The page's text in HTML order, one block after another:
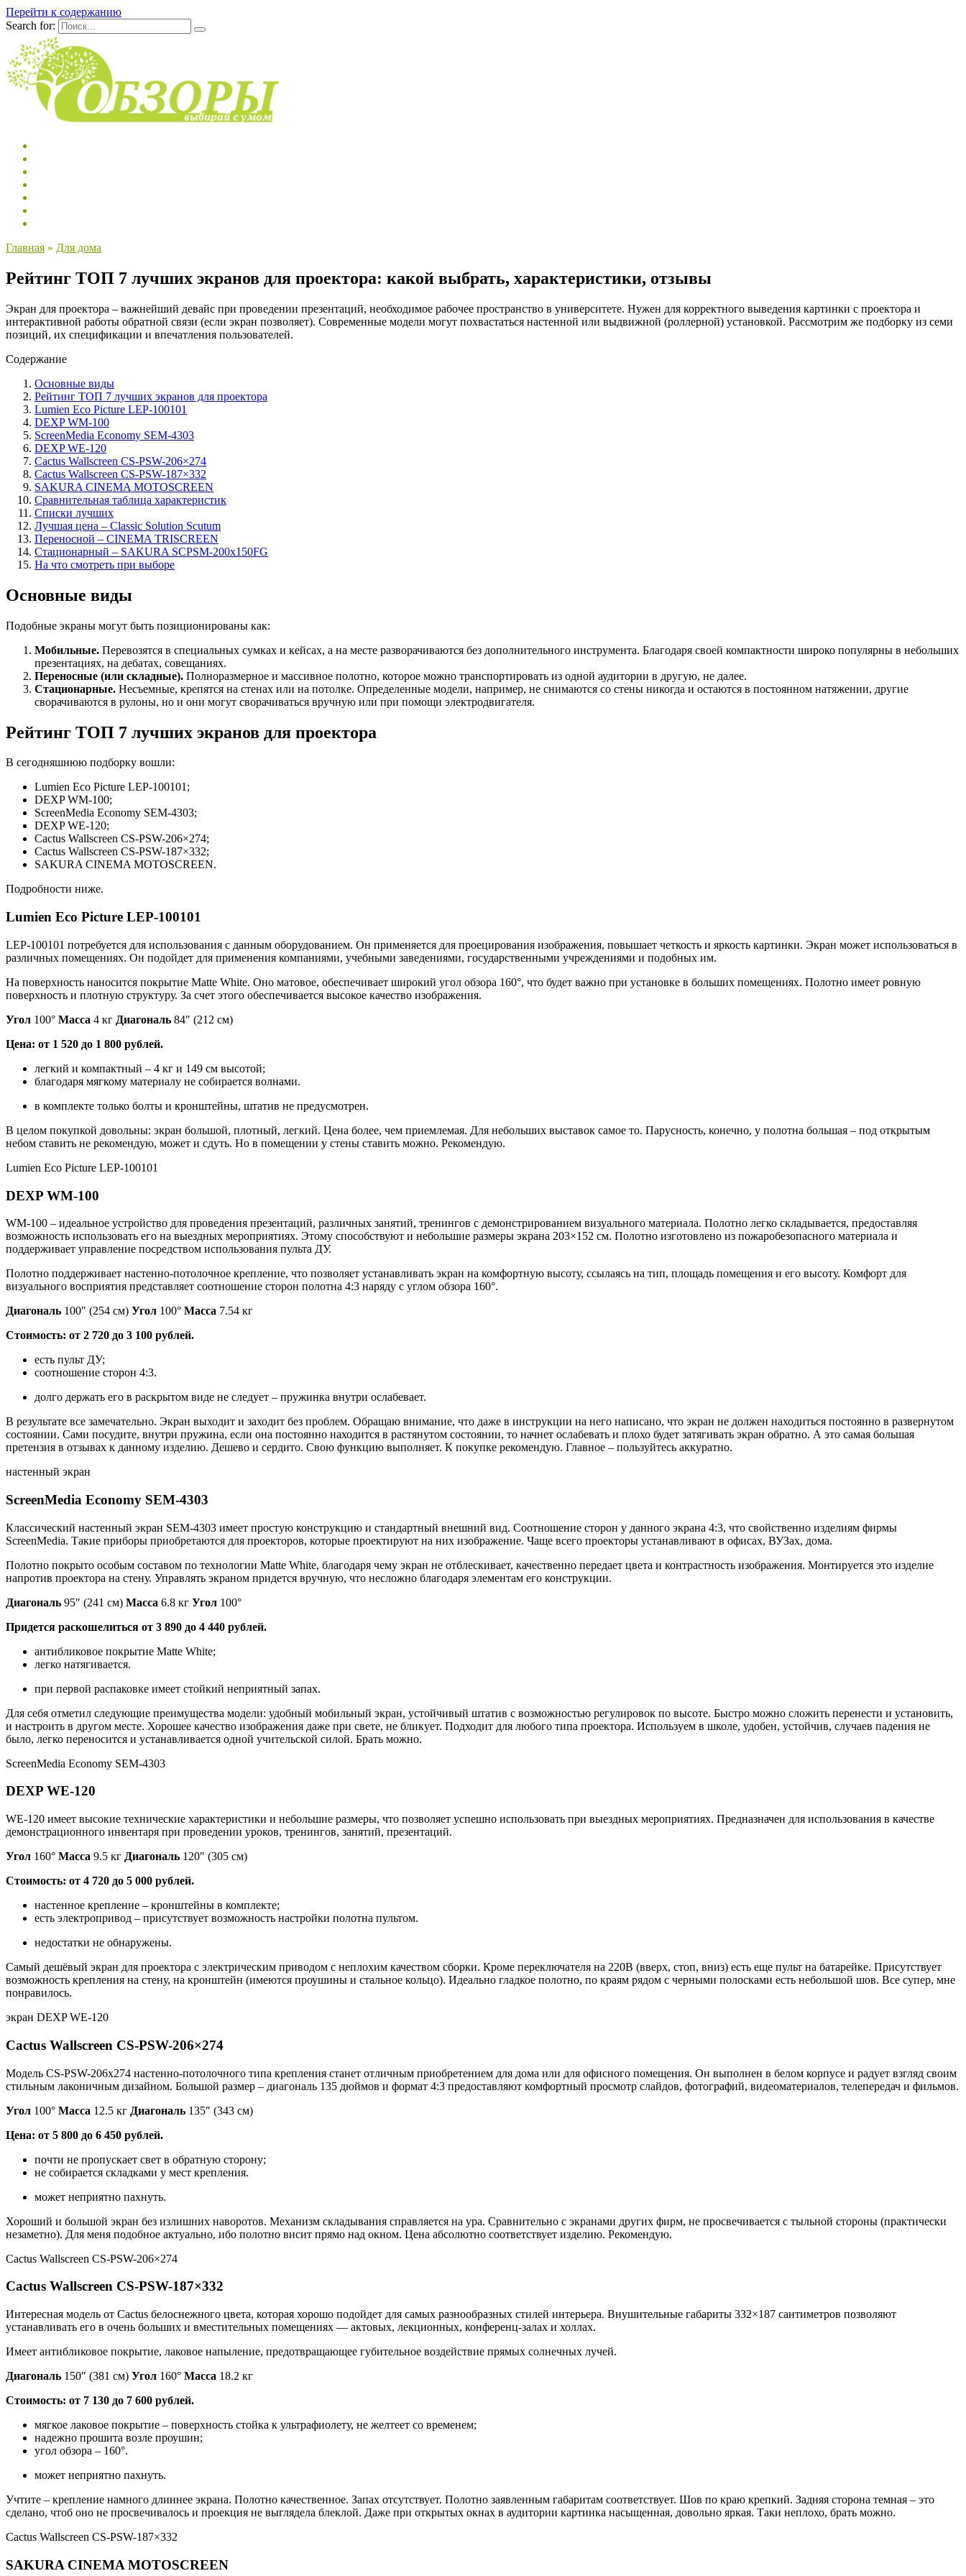
Перейти к содержанию
Search for:
Главная » Для дома
Рейтинг ТОП 7 лучших экранов для проектора: какой выбрать, характеристики, отзывы
Экран для проектора – важнейший девайс при проведении презентаций, необходимое рабочее пространство в университете. Нужен для корректного выведения картинки с проектора и
интерактивной работы обратной связи (если экран позволяет). Современные модели могут похвастаться настенной или выдвижной (роллерной) установкой. Рассмотрим же подборку из семи
позиций, их спецификации и впечатления пользователей.
Содержание
Основные виды
Рейтинг ТОП 7 лучших экранов для проектора
Lumien Eco Picture LEP-100101
DEXP WM-100
ScreenMedia Economy SEM-4303
DEXP WE-120
Cactus Wallscreen CS-PSW-206×274
Cactus Wallscreen CS-PSW-187×332
SAKURA CINEMA MOTOSCREEN
Сравнительная таблица характеристик
Списки лучших
Лучшая цена – Classic Solution Scutum
Переносной – CINEMA TRISCREEN
Стационарный – SAKURA SCPSM-200x150FG
На что смотреть при выборе
Основные виды
Подобные экраны могут быть позиционированы как:
Мобильные. Перевозятся в специальных сумках и кейсах, а на месте разворачиваются без дополнительного инструмента. Благодаря своей компактности широко популярны в небольших
презентациях, на дебатах, совещаниях.
Переносные (или складные). Полноразмерное и массивное полотно, которое можно транспортировать из одной аудитории в другую, не далее.
Стационарные. Несъемные, крепятся на стенах или на потолке. Определенные модели, например, не снимаются со стены никогда и остаются в постоянном натяжении, другие
сворачиваются в рулоны, но и они могут сворачиваться вручную или при помощи электродвигателя.
Рейтинг ТОП 7 лучших экранов для проектора
В сегодняшнюю подборку вошли:
Lumien Eco Picture LEP-100101;
DEXP WM-100;
ScreenMedia Economy SEM-4303;
DEXP WE-120;
Cactus Wallscreen CS-PSW-206×274;
Cactus Wallscreen CS-PSW-187×332;
SAKURA CINEMA MOTOSCREEN.
Подробности ниже.
Lumien Eco Picture LEP-100101
LEP-100101 потребуется для использования с данным оборудованием. Он применяется для проецирования изображения, повышает четкость и яркость картинки. Экран может использоваться в
различных помещениях. Он подойдет для применения компаниями, учебными заведениями, государственными учреждениями и подобных им.
На поверхность наносится покрытие Matte White. Оно матовое, обеспечивает широкий угол обзора 160°, что будет важно при установке в больших помещениях. Полотно имеет ровную
поверхность и плотную структуру. За счет этого обеспечивается высокое качество изображения.
Угол 100° Масса 4 кг Диагональ 84″ (212 см)
Цена: от 1 520 до 1 800 рублей.
легкий и компактный – 4 кг и 149 см высотой;
благодаря мягкому материалу не собирается волнами.
в комплекте только болты и кронштейны, штатив не предусмотрен.
В целом покупкой довольны: экран большой, плотный, легкий. Цена более, чем приемлемая. Для небольших выставок самое то. Парусность, конечно, у полотна большая – под открытым
небом ставить не рекомендую, может и сдуть. Но в помещении у стены ставить можно. Рекомендую.
Lumien Eco Picture LEP-100101
DEXP WM-100
WM-100 – идеальное устройство для проведения презентаций, различных занятий, тренингов с демонстрированием визуального материала. Полотно легко складывается, предоставляя
возможность использовать его на выездных мероприятиях. Этому способствуют и небольшие размеры экрана 203×152 см. Полотно изготовлено из пожаробезопасного материала и
поддерживает управление посредством использования пульта ДУ.
Полотно поддерживает настенно-потолочное крепление, что позволяет устанавливать экран на комфортную высоту, ссылаясь на тип, площадь помещения и его высоту. Комфорт для
визуального восприятия представляет соотношение сторон полотна 4:3 наряду с углом обзора 160°.
Диагональ 100″ (254 см) Угол 100° Масса 7.54 кг
Стоимость: от 2 720 до 3 100 рублей.
есть пульт ДУ;
соотношение сторон 4:3.
долго держать его в раскрытом виде не следует – пружинка внутри ослабевает.
В результате все замечательно. Экран выходит и заходит без проблем. Обращаю внимание, что даже в инструкции на него написано, что экран не должен находиться постоянно в развернутом
состоянии. Сами посудите, внутри пружина, если она постоянно находится в растянутом состоянии, то начнет ослабевать и плохо будет затягивать экран обратно. А это самая большая
претензия в отзывах к данному изделию. Дешево и сердито. Свою функцию выполняет. К покупке рекомендую. Главное – пользуйтесь аккуратно.
настенный экран
ScreenMedia Economy SEM-4303
Классический настенный экран SEM-4303 имеет простую конструкцию и стандартный внешний вид. Соотношение сторон у данного экрана 4:3, что свойственно изделиям фирмы
ScreenMedia. Такие приборы приобретаются для проекторов, которые проектируют на них изображение. Чаще всего проекторы устанавливают в офисах, ВУЗах, дома.
Полотно покрыто особым составом по технологии Matte White, благодаря чему экран не отблескивает, качественно передает цвета и контрастность изображения. Монтируется это изделие
напротив проектора на стену. Управлять экраном придется вручную, что несложно благодаря элементам его конструкции.
Диагональ 95″ (241 см) Масса 6.8 кг Угол 100°
Придется раскошелиться от 3 890 до 4 440 рублей.
антибликовое покрытие Matte White;
легко натягивается.
при первой распаковке имеет стойкий неприятный запах.
Для себя отметил следующие преимущества модели: удобный мобильный экран, устойчивый штатив с возможностью регулировок по высоте. Быстро можно сложить перенести и установить,
и настроить в другом месте. Хорошее качество изображения даже при свете, не бликует. Подходит для любого типа проектора. Используем в школе, удобен, устойчив, случаев падения не
было, легко переносится и устанавливается одной учительской силой. Брать можно.
ScreenMedia Economy SEM-4303
DEXP WE-120
WE-120 имеет высокие технические характеристики и небольшие размеры, что позволяет успешно использовать при выездных мероприятиях. Предназначен для использования в качестве
демонстрационного инвентаря при проведении уроков, тренингов, занятий, презентаций.
Угол 160° Масса 9.5 кг Диагональ 120″ (305 см)
Стоимость: от 4 720 до 5 000 рублей.
настенное крепление – кронштейны в комплекте;
есть электропривод – присутствует возможность настройки полотна пультом.
недостатки не обнаружены.
Самый дешёвый экран для проектора с электрическим приводом с неплохим качеством сборки. Кроме переключателя на 220В (вверх, стоп, вниз) есть еще пульт на батарейке. Присутствует
возможность крепления на стену, на кронштейн (имеются проушины и стальное кольцо). Идеально гладкое полотно, по краям рядом с черными полосками есть небольшой шов. Все супер, мне
понравилось.
экран DEXP WE-120
Cactus Wallscreen CS-PSW-206×274
Модель CS-PSW-206х274 настенно-потолочного типа крепления станет отличным приобретением для дома или для офисного помещения. Он выполнен в белом корпусе и радует взгляд своим
стильным лаконичным дизайном. Большой размер – диагональ 135 дюймов и формат 4:3 предоставляют комфортный просмотр слайдов, фотографий, видеоматериалов, телепередач и фильмов.
Угол 100° Масса 12.5 кг Диагональ 135″ (343 см)
Цена: от 5 800 до 6 450 рублей.
почти не пропускает свет в обратную сторону;
не собирается складками у мест крепления.
может неприятно пахнуть.
Хороший и большой экран без излишних наворотов. Механизм складывания справляется на ура. Сравнительно с экранами других фирм, не просвечивается с тыльной стороны (практически
незаметно). Для меня подобное актуально, ибо полотно висит прямо над окном. Цена абсолютно соответствует изделию. Рекомендую.
Cactus Wallscreen CS-PSW-206×274
Cactus Wallscreen CS-PSW-187×332
Интересная модель от Cactus белоснежного цвета, которая хорошо подойдет для самых разнообразных стилей интерьера. Внушительные габариты 332×187 сантиметров позволяют
устанавливать его в очень больших и вместительных помещениях — актовых, лекционных, конференц-залах и холлах.
Имеет антибликовое покрытие, лаковое напыление, предотвращающее губительное воздействие прямых солнечных лучей.
Диагональ 150″ (381 см) Угол 160° Масса 18.2 кг
Стоимость: от 7 130 до 7 600 рублей.
мягкое лаковое покрытие – поверхность стойка к ультрафиолету, не желтеет со временем;
надежно прошита возле проушин;
угол обзора – 160°.
может неприятно пахнуть.
Учтите – крепление намного длиннее экрана. Полотно качественное. Запах отсутствует. Полотно заявленным габаритам соответствует. Шов по краю крепкий. Задняя сторона темная – это
сделано, чтоб оно не просвечивалось и проекция не выглядела блеклой. Даже при открытых окнах в аудитории картинка насыщенная, довольно яркая. Таки неплохо, брать можно.
Cactus Wallscreen CS-PSW-187×332
SAKURA CINEMA MOTOSCREEN